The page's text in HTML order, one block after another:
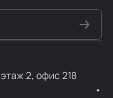
2, офис 218